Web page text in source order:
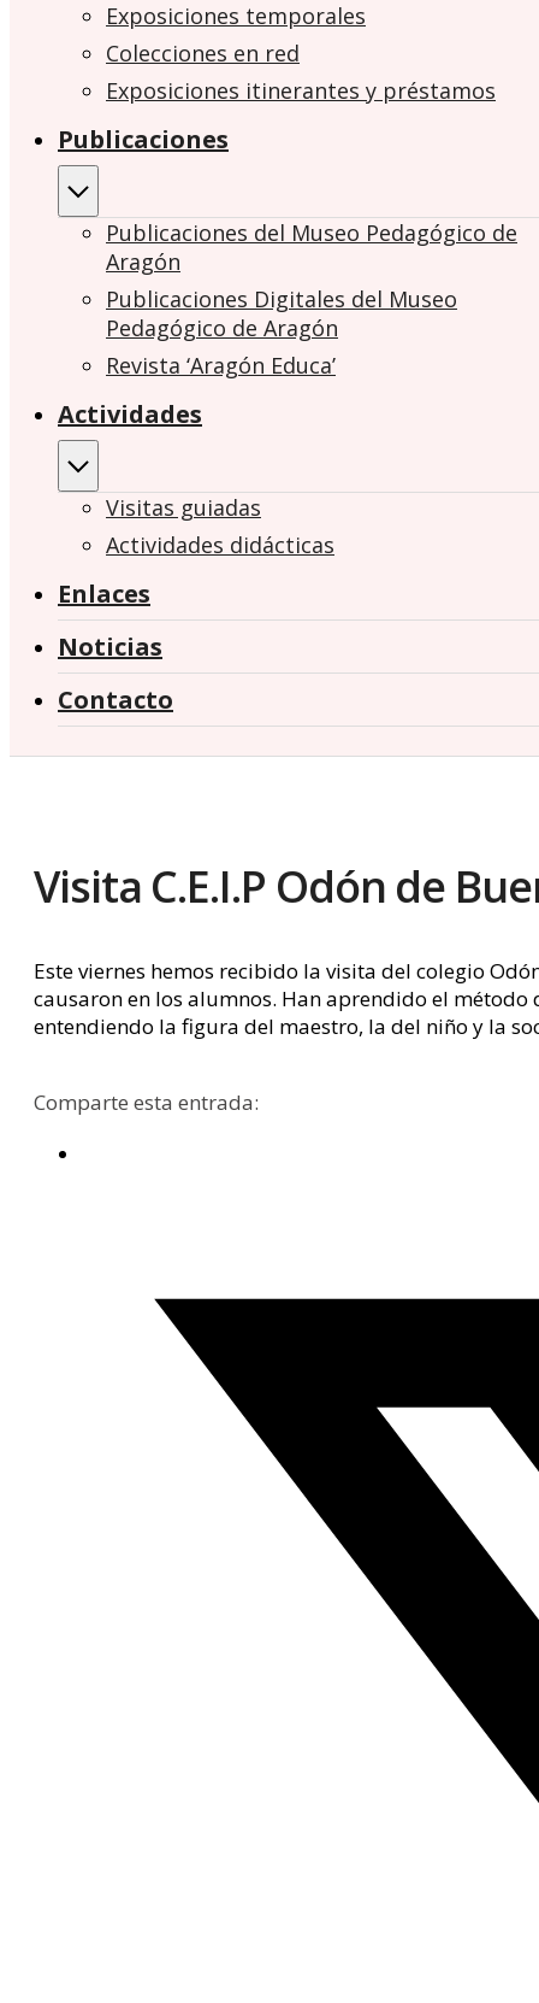
Exposiciones temporales
Colecciones en red
Exposiciones itinerantes y préstamos
Publicaciones
Publicaciones del Museo Pedagógico de
Aragón
Publicaciones Digitales del Museo
Pedagógico de Aragón
Revista ‘Aragón Educa’
Actividades
Visitas guiadas
Actividades didácticas
Enlaces
Noticias
Contacto
Visita C.E.I.P Odón de
Este viernes hemos recibido la visita del colegio
causaron en los alumnos. Han aprendido el
entendiendo la figura del maestro, la del niño y la
Comparte esta entrada: